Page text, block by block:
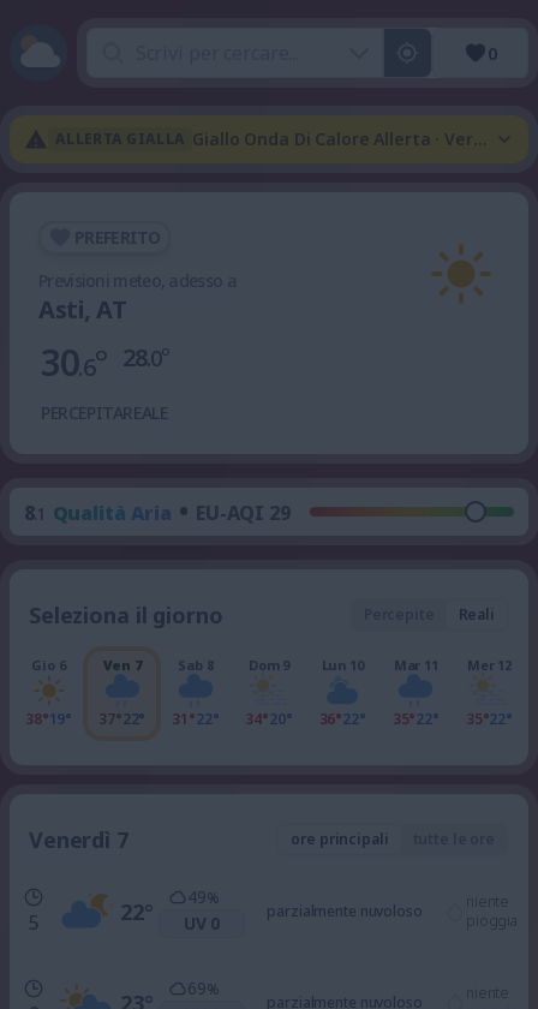
0
Giallo Onda Di Calore Allerta · Verde
Asti, AT
30.6°
PERCEPITA
28.0°
REALE
8.1 Qualità Aria • EU-AQI 29
Seleziona il giorno Reali
Gio 6
38°19°
Ven 7
37°22°
Sab 8
31°22°
Dom 9
34°20°
Lun 10
36°22°
Mar 11
35°22°
Mer 12
35°22°
Venerdì 7 ore principali
5 22°
49%
UV 0
parzialmente nuvoloso
niente
pioggia
23°
69%
parzialmente nuvoloso
niente